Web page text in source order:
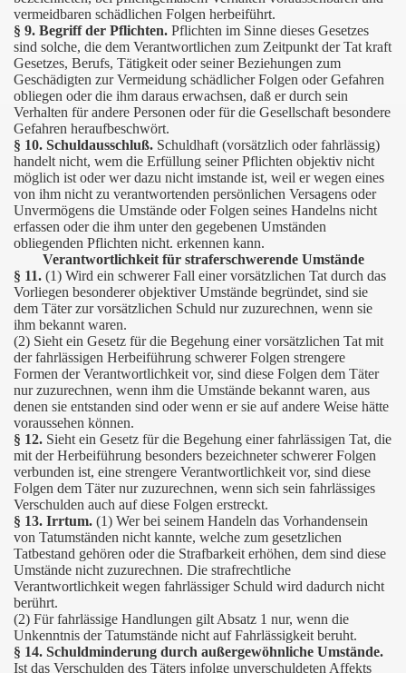
vermeidbaren schädlichen Folgen herbeiführt.
§ 9. Begriff der Pflichten. Pflichten im Sinne dieses Gesetzes
sind solche, die dem Verantwortlichen zum Zeitpunkt der Tat kraft
Gesetzes, Berufs, Tätigkeit oder seiner Beziehungen zum
Geschädigten zur Vermeidung schädlicher Folgen oder Gefahren
obliegen oder die ihm daraus erwachsen, daß er durch sein
Verhalten für andere Personen oder für die Gesellschaft besondere
Gefahren heraufbeschwört.
§ 10. Schuldausschluß. Schuldhaft (vorsätzlich oder fahrlässig)
handelt nicht, wem die Erfüllung seiner Pflichten objektiv nicht
möglich ist oder wer dazu nicht imstande ist, weil er wegen eines
von ihm nicht zu verantwortenden persönlichen Versagens oder
Unvermögens die Umstände oder Folgen seines Handelns nicht
erfassen oder die ihm unter den gegebenen Umständen
obliegenden Pflichten nicht. erkennen kann.
Verantwortlichkeit für straferschwerende Umstände
§ 11. (1) Wird ein schwerer Fall einer vorsätzlichen Tat durch das
Vorliegen besonderer objektiver Umstände begründet, sind sie
dem Täter zur vorsätzlichen Schuld nur zuzurechnen, wenn sie
ihm bekannt waren.
(2) Sieht ein Gesetz für die Begehung einer vorsätzlichen Tat mit
der fahrlässigen Herbeiführung schwerer Folgen strengere
Formen der Verantwortlichkeit vor, sind diese Folgen dem Täter
nur zuzurechnen, wenn ihm die Umstände bekannt waren, aus
denen sie entstanden sind oder wenn er sie auf andere Weise hätte
voraussehen können.
§ 12. Sieht ein Gesetz für die Begehung einer fahrlässigen Tat, die
mit der Herbeiführung besonders bezeichneter schwerer Folgen
verbunden ist, eine strengere Verantwortlichkeit vor, sind diese
Folgen dem Täter nur zuzurechnen, wenn sich sein fahrlässiges
Verschulden auch auf diese Folgen erstreckt.
§ 13. Irrtum. (1) Wer bei seinem Handeln das Vorhandensein
von Tatumständen nicht kannte, welche zum gesetzlichen
Tatbestand gehören oder die Strafbarkeit erhöhen, dem sind diese
Umstände nicht zuzurechnen. Die strafrechtliche
Verantwortlichkeit wegen fahrlässiger Schuld wird dadurch nicht
berührt.
(2) Für fahrlässige Handlungen gilt Absatz 1 nur, wenn die
Unkenntnis der Tatumstände nicht auf Fahrlässigkeit beruht.
§ 14. Schuldminderung durch außergewöhnliche Umstände.
Ist das Verschulden des Täters infolge unverschuldeten Affekts